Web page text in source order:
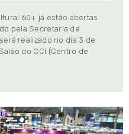
60+ já estão abertas
pela Secretaria de
realizado no dia 3 de
do CCI (Centro de